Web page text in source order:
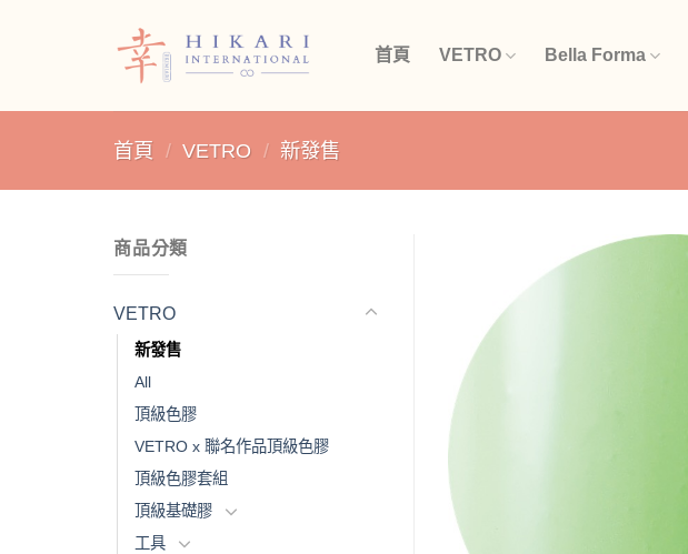
首頁 VETRO Bella Forma
首頁 / VETRO / 新發售
商品分類
VETRO
新發售
All
頂級色膠
VETRO x 聯名作品頂級色膠
頂級色膠套組
頂級基礎膠
工具